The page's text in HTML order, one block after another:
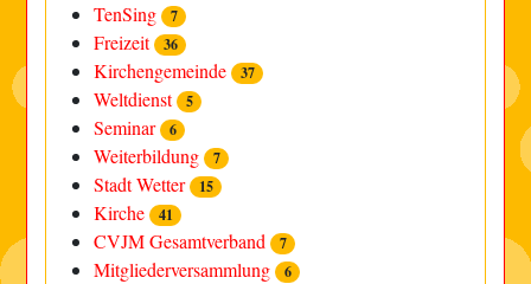
TenSing 7
Freizeit 36
Kirchengemeinde 37
Weltdienst 5
Seminar 6
Weiterbildung 7
Stadt Wetter 15
Kirche 41
CVJM Gesamtverband 7
Mitgliederversammlung 6